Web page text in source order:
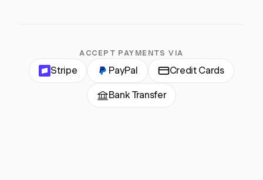
ACCEPT PAYMENTS VIA
Stripe PayPal Credit Cards
Bank Transfer